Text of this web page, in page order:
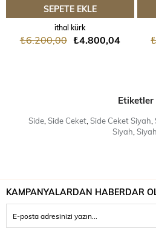
SEPETE EKLE
ithal kürk
₺4.800,04
₺6.200,00
Etiketler
Side Side Ceket Side Ceket Siyah
Siyah Siyah
KAMPANYALARDAN HABERDAR